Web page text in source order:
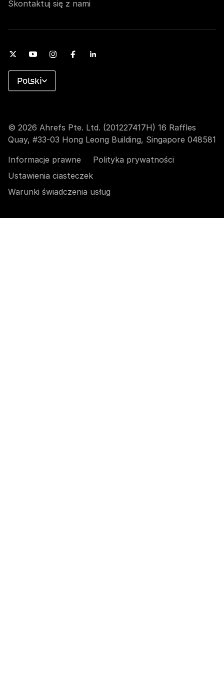
Skontaktuj się z nami
© 2026 Ahrefs Pte. Ltd. (201227417H) 16 Raffles
Quay, #33-03 Hong Leong Building, Singapore 048581
Informacje prawne
Polityka prywatności
Ustawienia ciasteczek
Warunki świadczenia usług
Polski